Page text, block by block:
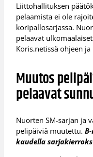
Liittohallituksen
pelaamista ei ole
koripallosarjassa.
pelaavat
Koris.netissä ohjeen
Muutos
pelaavat
Nuorten SM-sarjan ja
pelipäiviä muutettu.
kaudella